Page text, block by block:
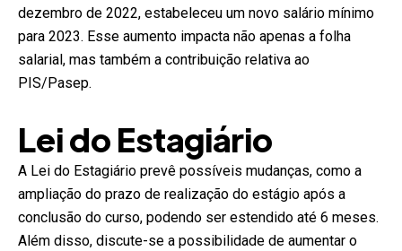
dezembro de 2022, estabeleceu um novo salário mínimo
para 2023. Esse aumento impacta não apenas a folha
salarial, mas também a contribuição relativa ao
PIS/Pasep.
Lei do Estagiário
A Lei do Estagiário prevê possíveis mudanças, como a
ampliação do prazo de realização do estágio após a
conclusão do curso, podendo ser estendido até 6 meses.
Além disso, discute-se a possibilidade de aumentar o